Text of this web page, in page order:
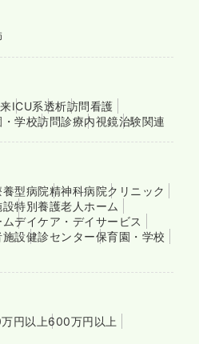
ICU系透析訪問看護
・学校訪問診療内視鏡治験関連
養型病院精神科病院クリニック
設特別養護老人ホーム
ムデイケア・デイサービス
設健診センター保育園・学校
円以上600万円以上